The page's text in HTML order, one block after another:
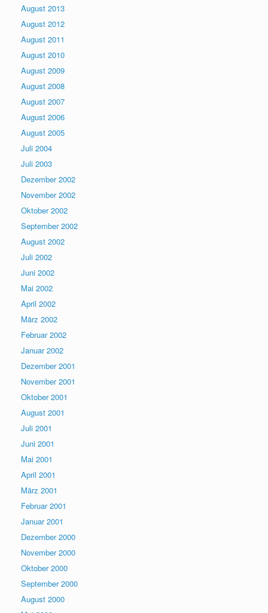
August 2013
August 2012
August 2011
August 2010
August 2009
August 2008
August 2007
August 2006
August 2005
Juli 2004
Juli 2003
Dezember 2002
November 2002
Oktober 2002
September 2002
August 2002
Juli 2002
Juni 2002
Mai 2002
April 2002
März 2002
Februar 2002
Januar 2002
Dezember 2001
November 2001
Oktober 2001
August 2001
Juli 2001
Juni 2001
Mai 2001
April 2001
März 2001
Februar 2001
Januar 2001
Dezember 2000
November 2000
Oktober 2000
September 2000
August 2000